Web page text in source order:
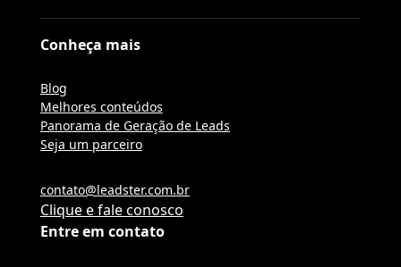
Conheça mais
Blog
Melhores conteúdos
Panorama de Geração de Leads
Seja um parceiro
Entre em contato
contato@leadster.com.br
Clique e fale conosco